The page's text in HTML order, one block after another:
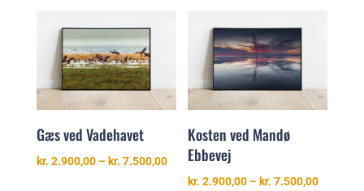
Gæs ved Vadehavet
kr. 2.900,00 – kr. 7.500,00Prisinterval:
kr. 2.900,00
Kosten ved Mandø
Ebbevej
kr. 2.900,00 – kr. 7.500,00